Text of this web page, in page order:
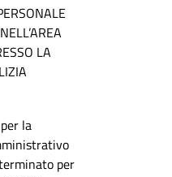
LA
la
per